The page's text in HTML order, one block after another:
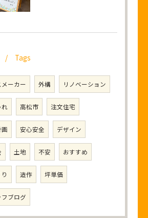
Tags
メーカー 外構 リノベーション
れ 高松市 注文住宅
安心安全 デザイン
土地 不安 おすすめ
造作 坪単価
フブログ